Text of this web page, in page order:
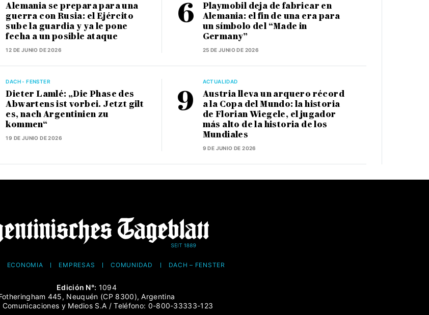
Alemania se prepara para una
guerra con Rusia: el Ejército
sube la guardia y ya le pone
fecha a un posible ataque
12 DE JUNIO DE 2026
Playmobil deja de fabricar en
Alemania: el fin de una era para
un símbolo del “Made in
Germany”
25 DE JUNIO DE 2026
DACH - FENSTER
Dieter Lamlé: „Die Phase des
Abwartens ist vorbei. Jetzt gilt
es, nach Argentinien zu
kommen“
19 DE JUNIO DE 2026
ACTUALIDAD
Austria lleva un arquero récord
a la Copa del Mundo: la historia
de Florian Wiegele, el jugador
más alto de la historia de los
Mundiales
9 DE JUNIO DE 2026
ECONOMÍA EMPRESAS COMUNIDAD DACH – FENSTER
Edición N°: 1094
445, Neuquén (CP 8300), Argentina
Comunicaciones y Medios S.A / Teléfono: 0-800-33333-123